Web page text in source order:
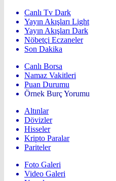
Canlı Tv Dark
Yayın Akışları Light
Yayın Akışları Dark
Nöbetçi Eczaneler
Son Dakika
Canlı Borsa
Namaz Vakitleri
Puan Durumu
Örnek Burç Yorumu
Altınlar
Dövizler
Hisseler
Kripto Paralar
Pariteler
Foto Galeri
Video Galeri